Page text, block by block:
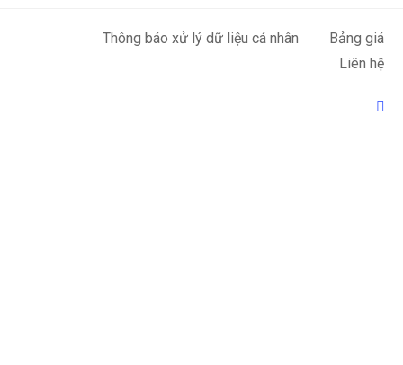
Thông báo xử lý dữ liệu cá nhân
Bảng giá
Liên hệ